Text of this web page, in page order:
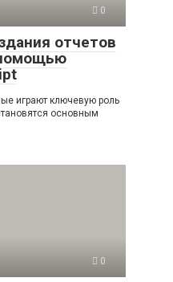
0
отчетов
играют ключевую роль
основным
0